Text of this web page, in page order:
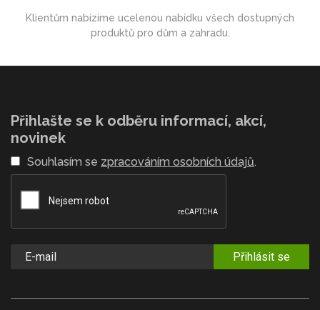
Klientům nabízíme ucelenou nabídku všech dostupných
produktů pro dům a zahradu.
Přihlašte se k odběru informací, akcí,
novinek
Souhlasím se zpracováním osobních údajů.
Přihlásit se